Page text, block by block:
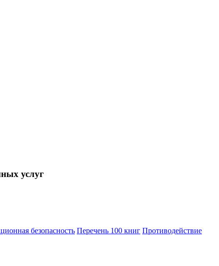
услуг
безопасность Перечень 100 книг Противодействие